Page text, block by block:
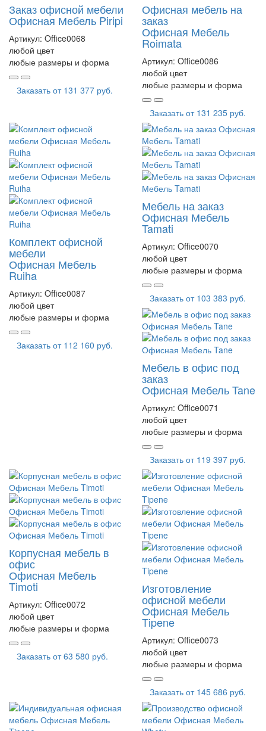
Заказ офисной мебели
Офисная Мебель Piripi
Артикул: Office0068
любой цвет
любые размеры и форма
Заказать от 131 377 руб.
Офисная мебель на
заказ
Офисная Мебель
Roimata
Артикул: Office0086
любой цвет
любые размеры и форма
Заказать от 131 235 руб.
Комплект офисной
мебели
Офисная Мебель
Ruiha
Артикул: Office0087
любой цвет
любые размеры и форма
Заказать от 112 160 руб.
Мебель на заказ
Офисная Мебель
Tamati
Артикул: Office0070
любой цвет
любые размеры и форма
Заказать от 103 383 руб.
Мебель в офис под
заказ
Офисная Мебель Tane
Артикул: Office0071
любой цвет
любые размеры и форма
Заказать от 119 397 руб.
Корпусная мебель в
офис
Офисная Мебель
Timoti
Артикул: Office0072
любой цвет
любые размеры и форма
Заказать от63 580 руб.
Изготовление
офисной мебели
Офисная Мебель
Tipene
Артикул: Office0073
любой цвет
любые размеры и форма
Заказать от 145 686 руб.